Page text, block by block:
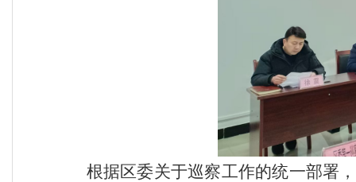
根据区委关于巡察工作的统一部署，